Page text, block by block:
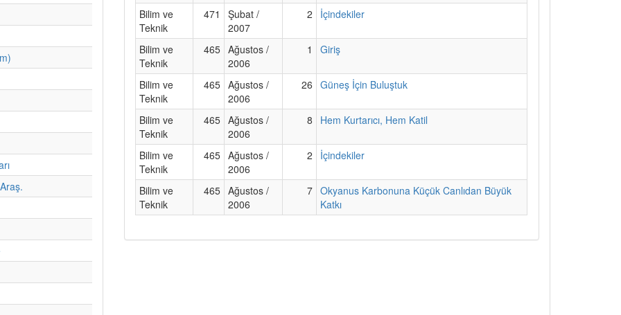
Bilim ve
Teknik
471
Şubat /
2007
2 İçindekiler
Bilim ve
Teknik
465 Ağustos /
2006
1 Giriş
Bilim ve
Teknik
465 Ağustos /
2006
26 Güneş İçin Buluştuk
Bilim ve
Teknik
465 Ağustos /
2006
8 Hem Kurtarıcı, Hem Katil
Bilim ve
Teknik
465 Ağustos /
2006
2 İçindekiler
Bilim ve
Teknik
465 Ağustos /
2006
7 Okyanus Karbonuna Küçük Canlıdan Büyük
Katkı